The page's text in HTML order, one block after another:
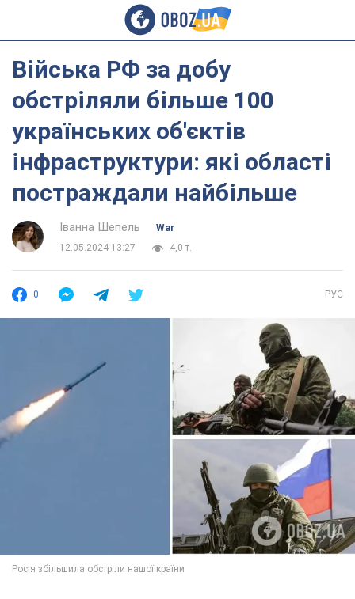
Війська РФ за добу
обстріляли більше 100
українських об'єктів
інфраструктури: які області
постраждали найбільше
Іванна Шепель
War
12.05.2024 13:27
4,0 т.
0 РУС